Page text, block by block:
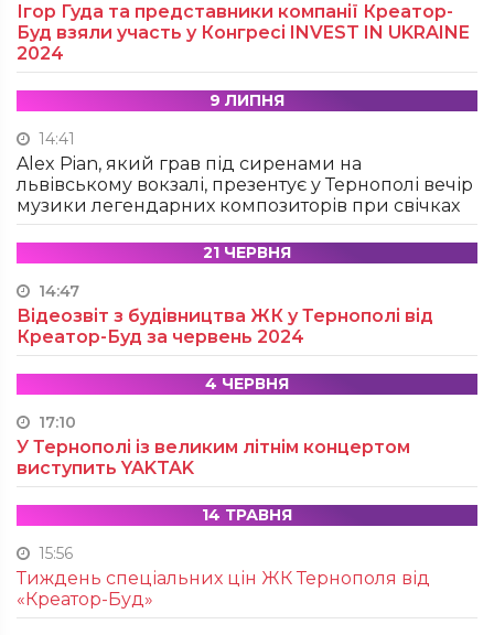
Ігор Гуда та представники компанії Креатор-
Буд взяли участь у Конгресі INVEST IN UKRAINE
2024
9 ЛИПНЯ
14:41
Alex Pian, який грав під сиренами на
львівському вокзалі, презентує у Тернополі вечір
музики легендарних композиторів при свічках
21 ЧЕРВНЯ
14:47
Відеозвіт з будівництва ЖК у Тернополі від
Креатор-Буд за червень 2024
4 ЧЕРВНЯ
17:10
У Тернополі із великим літнім концертом
виступить YAKTAK
14 ТРАВНЯ
15:56
Тиждень спеціальних цін ЖК Тернополя від
«Креатор-Буд»